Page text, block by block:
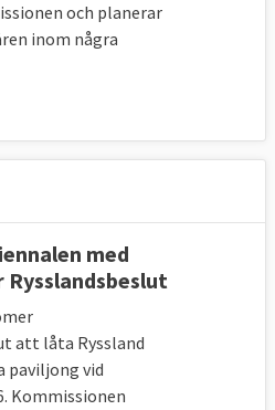
och planerar
inom några
med
att låta Ryssland
paviljong vid
Kommissionen